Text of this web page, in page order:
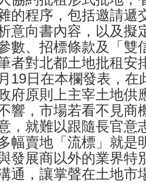
的程序，包括邀請遞
意向書內容，以及擬
數、招標條款及「雙
者對北都土地批租安
月19日在本欄發表，在
府原則上主宰土地供
響，市場若看不見商
，就難以跟隨長官意
幅賣地「流標」就是
發展商以外的業界特
通，讓掌聲在土地市